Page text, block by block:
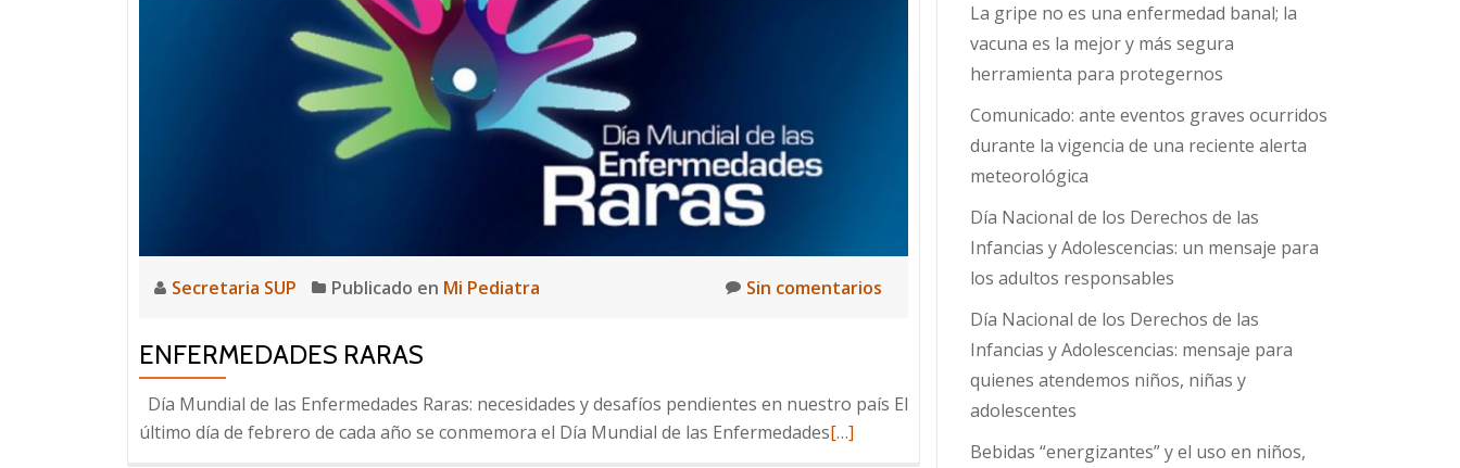
Secretaria SUP Publicado en Mi Pediatra Sin comentarios
ENFERMEDADES RARAS
Día Mundial de las Enfermedades Raras: necesidades y desafíos pendientes en nuestro país El
último día de febrero de cada año se conmemora el Día Mundial de las EnfermedadesLeer
[…]
La gripe no es una enfermedad banal; la
vacuna es la mejor y más segura
herramienta para protegernos
Comunicado: ante eventos graves ocurridos
durante la vigencia de una reciente alerta
meteorológica
Día Nacional de los Derechos de las
Infancias y Adolescencias: un mensaje para
los adultos responsables
Día Nacional de los Derechos de las
Infancias y Adolescencias: mensaje para
quienes atendemos niños, niñas y
adolescentes
Bebidas “energizantes” y el uso en niños,